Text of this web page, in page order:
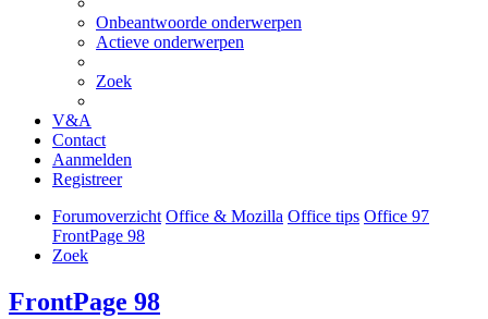
Onbeantwoorde onderwerpen
Actieve onderwerpen
Zoek
V&A
Contact
Aanmelden
Registreer
Forumoverzicht Office & Mozilla Office tips Office 97
FrontPage 98
Zoek
FrontPage 98